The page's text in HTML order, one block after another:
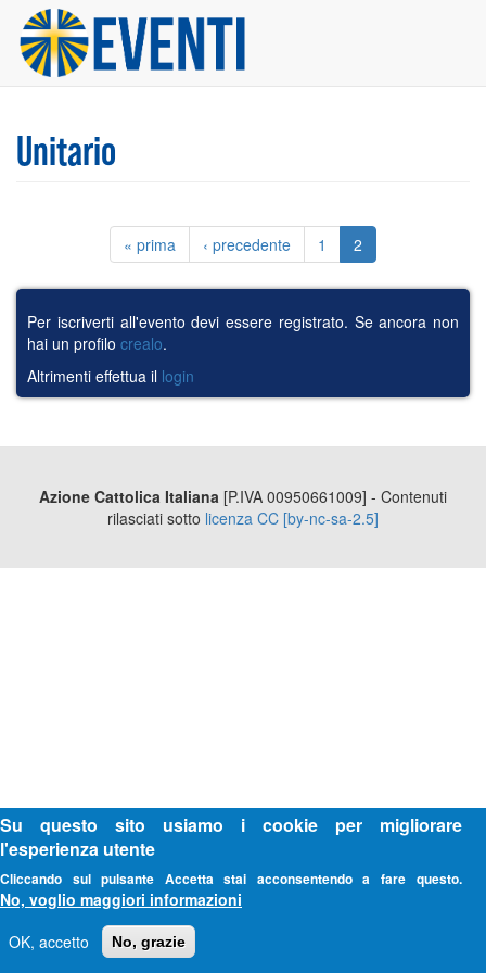
Salta
contenuto
principale
Unitario
« prima ‹ precedente 1 2
Per iscriverti all'evento devi essere registrato. Se ancora non
hai un profilo crealo.
Altrimenti effettua il login
Azione Cattolica Italiana [P.IVA 00950661009] - Contenuti
rilasciati sotto licenza CC [by-nc-sa-2.5]
Su questo sito usiamo i cookie per migliorare
l'esperienza utente
Cliccando sul pulsante Accetta stai acconsentendo a fare questo.
No, voglio maggiori informazioni
OK, accetto
No, grazie